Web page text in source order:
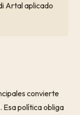
Artal aplicado
convierte
Esa política obliga